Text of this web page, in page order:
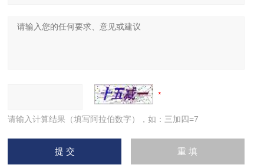
请输入计算结果（填写阿拉伯数字），如：三加四=7